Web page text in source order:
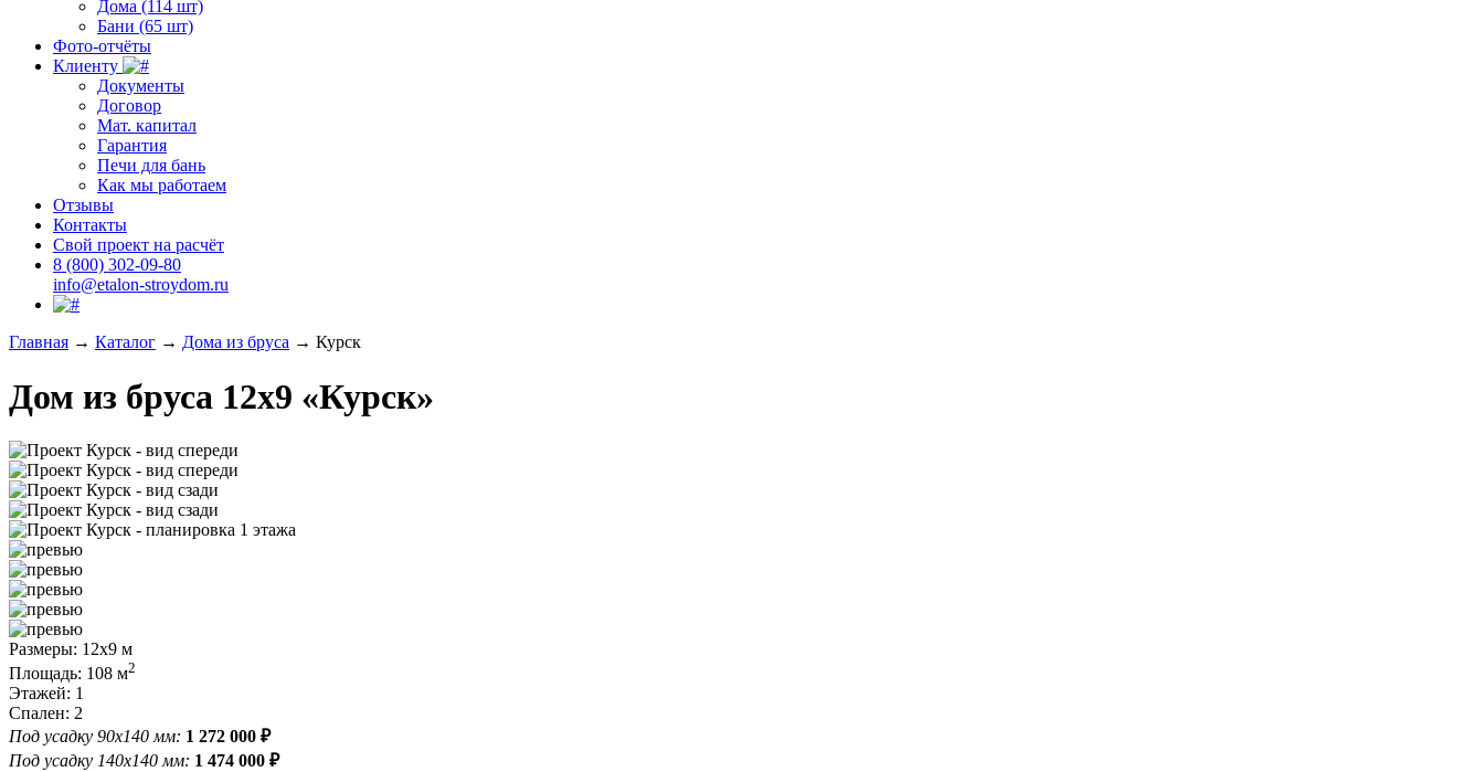
Дома (114 шт)
Бани (65 шт)
Фото-отчёты
Клиенту
Документы
Договор
Мат. капитал
Гарантия
Печи для бань
Как мы работаем
Отзывы
Контакты
Свой проект на расчёт
8 (800) 302-09-80
info@etalon-stroydom.ru
Главная → Каталог → Дома из бруса → Курск
Дом из бруса 12x9 «Курск»
Размеры: 12x9 м
Площадь: 108 м2
Этажей: 1
Спален: 2
Под усадку 90x140 мм: 1 272 000 ₽
Под усадку 140x140 мм: 1 474 000 ₽